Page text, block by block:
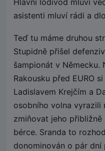
asistenti mluví rádi a
Teď tu máme druhou
Stupidně přišel
šampionát v Německu.
Rakousku před EURO
Ladislavem Krejčím a
osobního volna vyrazili
zmiňovat jeho
bérce. Sranda to
donominován o pár